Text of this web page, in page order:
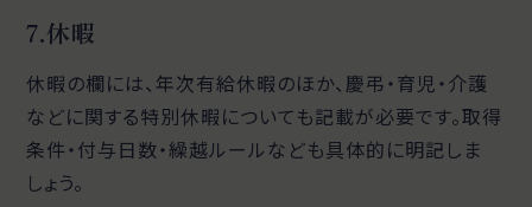
7.休暇
休暇の欄には、年次有給休暇のほか、慶弔・育児・介護
などに関する特別休暇についても記載が必要です。取得
条件・付与日数・繰越ルールなども具体的に明記しま
しょう。